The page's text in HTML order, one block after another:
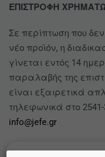
ΕΠΙΣΤΡΟΦΗ
Σε περίπτωση που
νέο προϊόν, η
γίνεται εντός 14
παραλαβής της
είναι εξαιρετικά
τηλεφωνικά στο
info@jefe.gr
Tο ποσό που